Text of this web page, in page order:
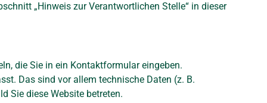
„Hinweis zur Verantwortlichen Stelle“ in dieser
die Sie in ein Kontaktformular eingeben.
Das sind vor allem technische Daten (z. B.
Sie diese Website betreten.